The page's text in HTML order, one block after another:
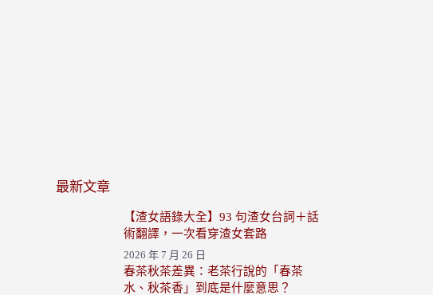
最新文章
【渣女語錄大全】93 句渣女台詞＋話
術翻譯，一次看穿渣女套路
2026 年 7 月 26 日
春茶秋茶差異：老茶行說的「春茶
水、秋茶香」到底是什麼意思？